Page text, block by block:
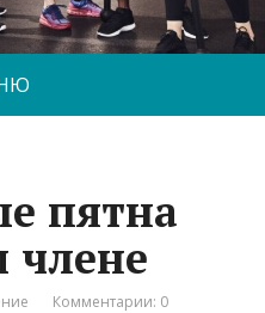
пятна
члене
Комментарии: 0